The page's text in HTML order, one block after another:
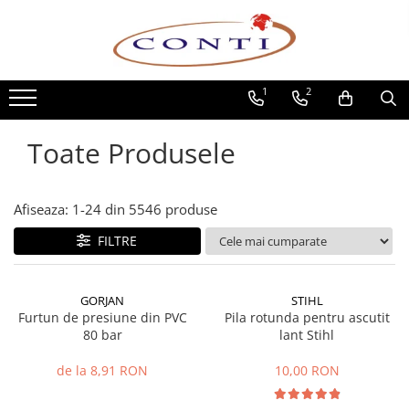
Toate Produsele
Casa si Gradina
Utilaje pentru gradina si accesorii
Atomizoare si Pulverizatoare
Fierastraie pentru busteni
Foarfeci de gradina
Masini de tuns iarba si accesorii
Motocoase si accesorii
Motocositori
Motosape si Motocultoare
Motoburghie
1 2
Toate Produsele
Afiseaza: 1-24 din 5546 produse
FILTRE
GORJAN
Furtun de presiune din PVC
80 bar
de la 8,91 RON
STIHL
Pila rotunda pentru ascutit
lant Stihl
10,00 RON